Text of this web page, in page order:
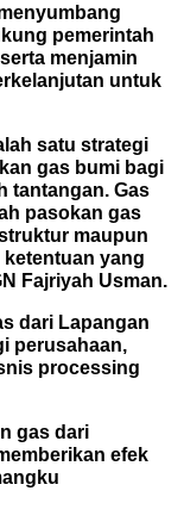
pemerintah
menjamin
untuk
satu strategi
gas bumi bagi
tantangan. Gas
pasokan gas
maupun
yang
Fajriyah Usman.
dari Lapangan
perusahaan,
processing
gas dari
efek